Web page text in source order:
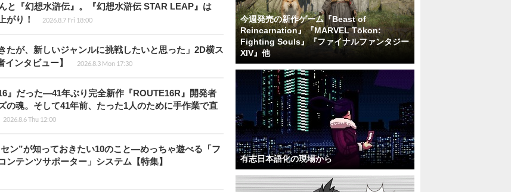
と『幻想水滸伝』。『幻想水滸伝 STAR LEAP』は
がり！
2026.8.7 Fri 18:00
たが、新しいジャンルに挑戦したいと思った」2D横ス
ンタビュー】
2026.8.3 Mon 17:30
』だった―41年ぶり完全新作『ROUTE16R』開発者
の魂。そして41年前、たった1人のために手作業で直
2026.8.6 Thu 12:00
ン”が知っておきたい10のこと―めっちゃ遊べる「フ
テンツサポーター」システム【特集】
今週発売の新作ゲーム『Beast of
Reincarnation』『MARVEL Tōkon:
Fighting Souls』『ファイナルファンタジー
XIV』他
有志日本語化の現場から